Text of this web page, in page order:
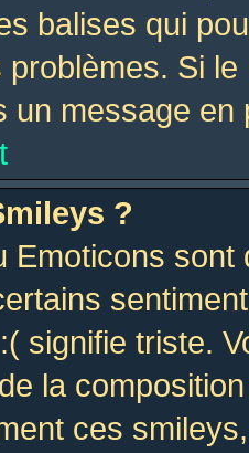
balises qui
Si
un message
?
Emoticons
signifie triste.
la
ces